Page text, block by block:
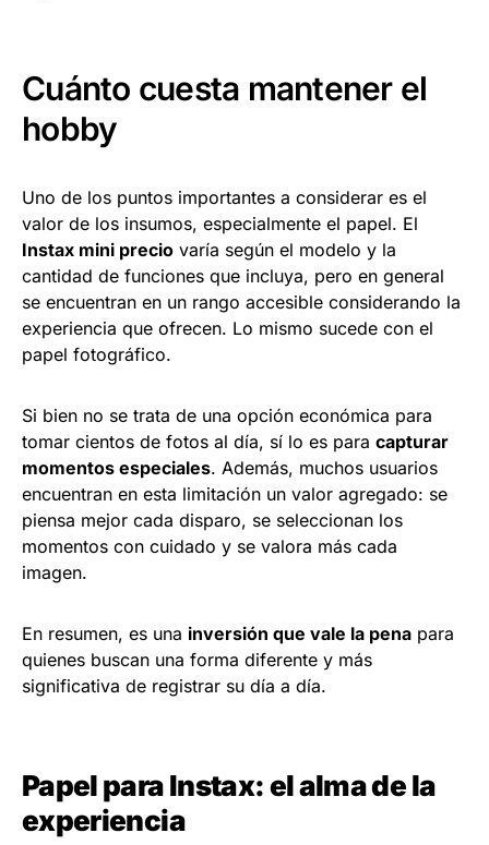
Cuánto cuesta mantener el
hobby
Uno de los puntos importantes a considerar es el
valor de los insumos, especialmente el papel. El
Instax mini precio varía según el modelo y la
cantidad de funciones que incluya, pero en general
se encuentran en un rango accesible considerando la
experiencia que ofrecen. Lo mismo sucede con el
papel fotográfico.
Si bien no se trata de una opción económica para
tomar cientos de fotos al día, sí lo es para capturar
momentos especiales. Además, muchos usuarios
encuentran en esta limitación un valor agregado: se
piensa mejor cada disparo, se seleccionan los
momentos con cuidado y se valora más cada
imagen.
En resumen, es una inversión que vale la pena para
quienes buscan una forma diferente y más
significativa de registrar su día a día.
Papel para Instax: el alma de la
experiencia